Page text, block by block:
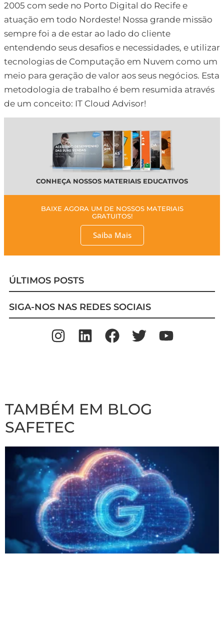
2005 com sede no Porto Digital do Recife e
atuação em todo Nordeste! Nossa grande missão
sempre foi a de estar ao lado do cliente
entendendo seus desafios e necessidades, e utilizar
tecnologias de Computação em Nuvem como um
meio para geração de valor aos seus negócios. Esta
metodologia de trabalho é bem resumida através
de um conceito: IT Cloud Advisor!
CONHEÇA NOSSOS MATERIAIS EDUCATIVOS
BAIXE AGORA UM DE NOSSOS MATERIAIS
GRATUITOS!
Saiba Mais
ÚLTIMOS POSTS
SIGA-NOS NAS REDES SOCIAIS
TAMBÉM EM BLOG
SAFETEC